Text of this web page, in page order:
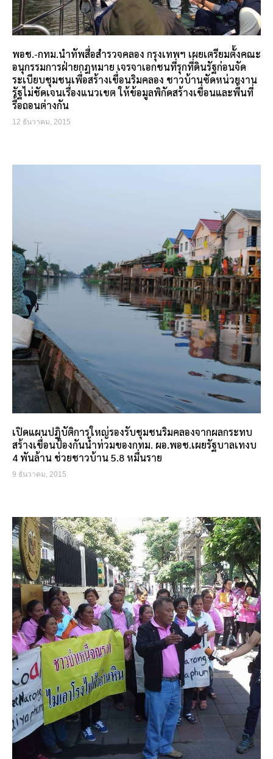
พอช.-กทม.นำทัพสื่อสำรวจคลอง กรุงเทพฯ เผยเตรียมตั้งคณะ
อนุกรรมการฝ่ายกฎหมาย เจรจาเอกชนที่รุกที่ดินรัฐก่อนจัด
ระเบียบชุมชนเพื่อสร้างเขื่อนริมคลอง ชาวบ้านซัดหน่วยงาน
รัฐไม่ชัดเจนเรื่องแนวเขต ให้ข้อมูลพิกัดสร้างเขื่อนและพื้นที่
รื้อถอนต่างกัน
12 ธันวาคม, 2015
เปิดแผนปฎิบัติการใหญ่รองรับชุมชนริมคลองจากผลกระทบ
สร้างเขื่อนป้องกันน้ำท่วมของกทม. ผอ.พอช.เผยรัฐบาลเทงบ
4 พันล้าน ช่วยชาวบ้าน 5.8 หมื่นราย
9 ธันวาคม, 2015